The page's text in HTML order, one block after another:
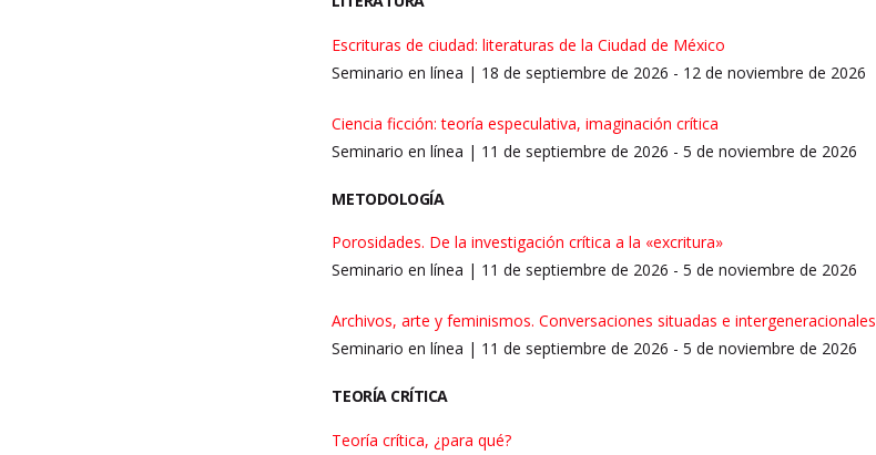
Escrituras de ciudad: literaturas de la Ciudad de México
Seminario en línea | 18 de septiembre de 2026 - 12 de noviembre de 2026
Ciencia ficción: teoría especulativa, imaginación crítica
Seminario en línea | 11 de septiembre de 2026 - 5 de noviembre de 2026
METODOLOGÍA
Porosidades. De la investigación crítica a la «excritura»
Seminario en línea | 11 de septiembre de 2026 - 5 de noviembre de 2026
Archivos, arte y feminismos. Conversaciones situadas e intergeneracionales
Seminario en línea | 11 de septiembre de 2026 - 5 de noviembre de 2026
TEORÍA CRÍTICA
Teoría crítica, ¿para qué?